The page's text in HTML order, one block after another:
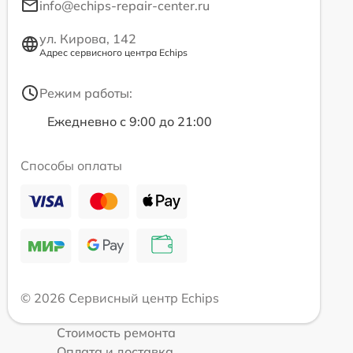
info@echips-repair-center.ru
ул. Кирова, 142
Адрес сервисного центра Echips
Режим работы:
Ежедневно с 9:00 до 21:00
Способы оплаты
© 2026 Сервисный центр Echips
Стоимость ремонта